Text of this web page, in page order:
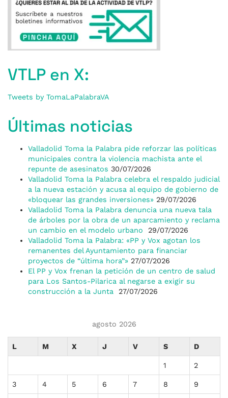
VTLP en X:
Tweets by TomaLaPalabraVA
Últimas noticias
Valladolid Toma la Palabra pide reforzar las políticas
municipales contra la violencia machista ante el
repunte de asesinatos 30/07/2026
Valladolid Toma la Palabra celebra el respaldo judicial
a la nueva estación y acusa al equipo de gobierno de
«bloquear las grandes inversiones» 29/07/2026
Valladolid Toma la Palabra denuncia una nueva tala
de árboles por la obra de un aparcamiento y reclama
un cambio en el modelo urbano
29/07/2026
Valladolid Toma la Palabra: «PP y Vox agotan los
remanentes del Ayuntamiento para financiar
proyectos de “última hora”» 27/07/2026
El PP y Vox frenan la petición de un centro de salud
para Los Santos-Pilarica al negarse a exigir su
construcción a la Junta
27/07/2026
agosto 2026
L M X J V S D
1 2
3 4 5 6 7 8 9